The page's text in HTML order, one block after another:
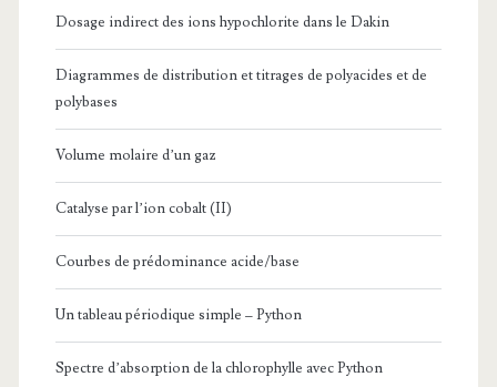
Dosage indirect des ions hypochlorite dans le Dakin
Diagrammes de distribution et titrages de polyacides et de
polybases
Volume molaire d’un gaz
Catalyse par l’ion cobalt (II)
Courbes de prédominance acide/base
Un tableau périodique simple – Python
Spectre d’absorption de la chlorophylle avec Python